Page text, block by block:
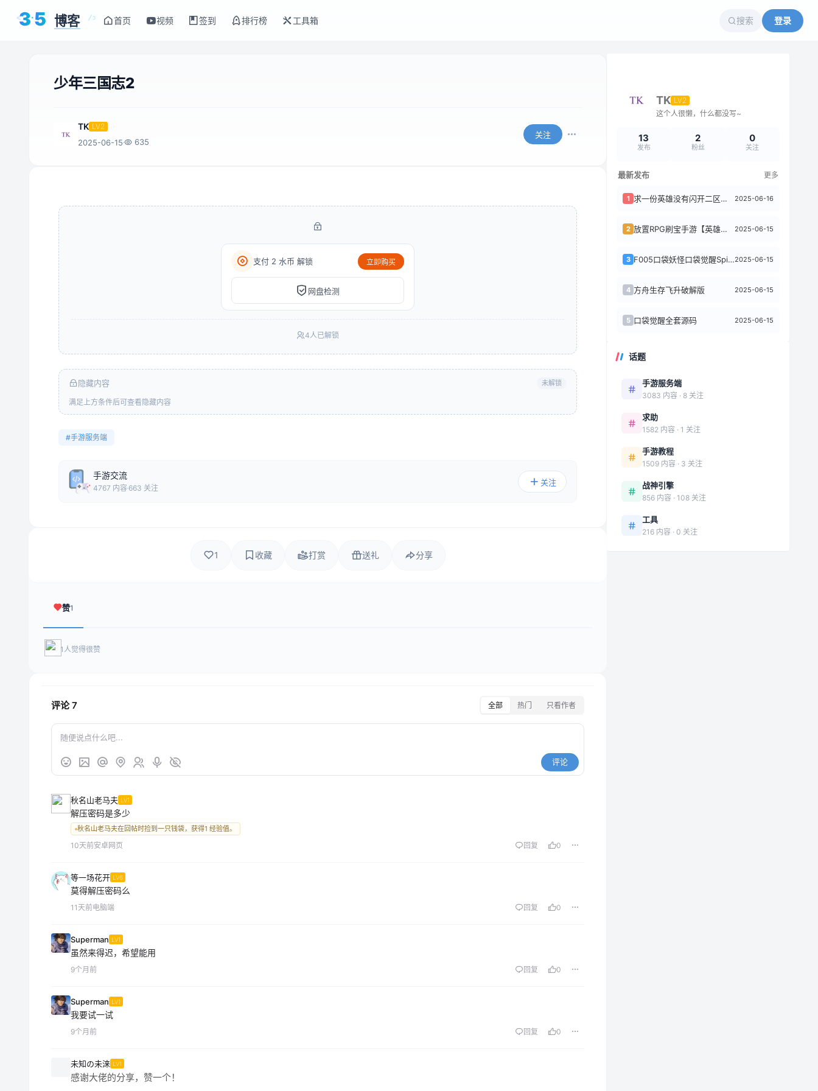
< />
35 博客 首页 视频 签到 排行榜 工具箱 搜索 登录
少年三国志2
TK LV2
2025-06-15 635
关注
支付 2 水币 解锁 立即购买
网盘检测
4人已解锁
隐藏内容 未解锁
满足上方条件后可查看隐藏内容
#手游服务端
手游交流
4767 内容 663 关注
关注
1 收藏 打赏 送礼 分享
赞1
1人觉得很赞
评论7 全部 热门 只看作者
评论
秋名山老马夫 LV1
解压密码是多少
秋名山老马夫在回帖时捡到一只钱袋，获得1 经验值。
10天前安卓网页 回复 0
等一场花开 LV6
莫得解压密码么
11天前电脑端 回复 0
Superman LV1
虽然来得迟，希望能用
9个月前 回复 0
Superman LV1
我要试一试
9个月前 回复 0
未知の未涞 LV1
感谢大佬的分享，赞一个！
TK LV2
这个人很懒，什么都没写~
13
发布
2
粉丝
0
关注
最新发布 更多
1 求一份英雄没有闪开二区新区教程 2025-06-16
2 放置RPG刷宝手游【英雄有閃代金券内购法师双角色8倍速修复版】6月最新整理Lin... 2025-06-15
3 F005口袋妖怪口袋觉醒Spine动画源文件349个角色特效骨骼游戏CG素材2025-06-15
4 方舟生存飞升破解版 2025-06-15
5 口袋觉醒全套源码 2025-06-15
话题
手游服务端
3083 内容 · 8 关注
求助
1582 内容 · 1 关注
手游教程
1509 内容 · 3 关注
战神引擎
856 内容 · 108 关注
工具
216 内容 · 0 关注